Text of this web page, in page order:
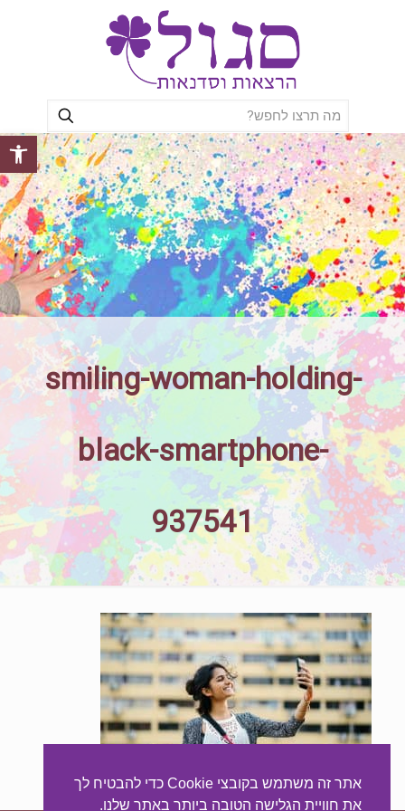
פתח
smiling-woman-holding-
black-smartphone-
937541
אתר זה משתמש בקובצי Cookie כדי להבטיח לך
את חוויית הגלישה הטובה ביותר באתר שלנו.